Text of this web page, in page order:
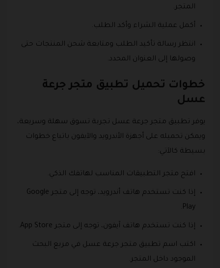
المتجر.
أكمل عملية الشراء وأكد الطلب.
انتظر رسالة تأكيد الطلب ومتابعة شحن المنتجات حتى
وصولها إلى العنوان المحدد.
خطوات تحميل تطبيق متجر جرعة
عسل
يوفر تطبيق متجر جرعة عسل تجربة تسوق سهلة وسريعة،
ويمكن تحميله على أجهزة الأندرويد والآيفون باتباع خطوات
بسيطة كالآتي:
افتح متجر التطبيقات المناسب لهاتفك الذكي.
إذا كنت تستخدم هاتف أندرويد، توجه إلى متجر Google
Play.
إذا كنت تستخدم هاتف آيفون، توجه إلى متجر App Store.
اكتب اسم تطبيق متجر جرعة عسل في مربع البحث
الموجود داخل المتجر.